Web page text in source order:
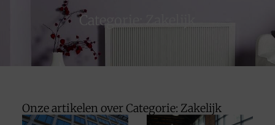
Categorie: Zakelijk
Onze artikelen over Categorie: Zakelijk